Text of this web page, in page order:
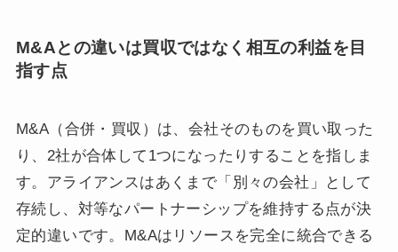
M&Aとの違いは買収ではなく相互の利益を目
指す点
M&A（合併・買収）は、会社そのものを買い取った
り、2社が合体して1つになったりすることを指しま
す。アライアンスはあくまで「別々の会社」として
存続し、対等なパートナーシップを維持する点が決
定的違いです。M&Aはリソースを完全に統合できる